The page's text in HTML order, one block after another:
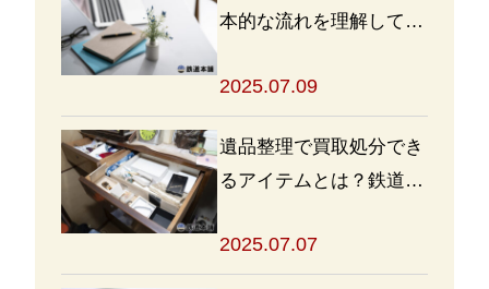
本的な流れを理解して買
めよう
2025.07.09
遺品整理で買取処分でき
るアイテムとは？鉄道グ
も
2025.07.07